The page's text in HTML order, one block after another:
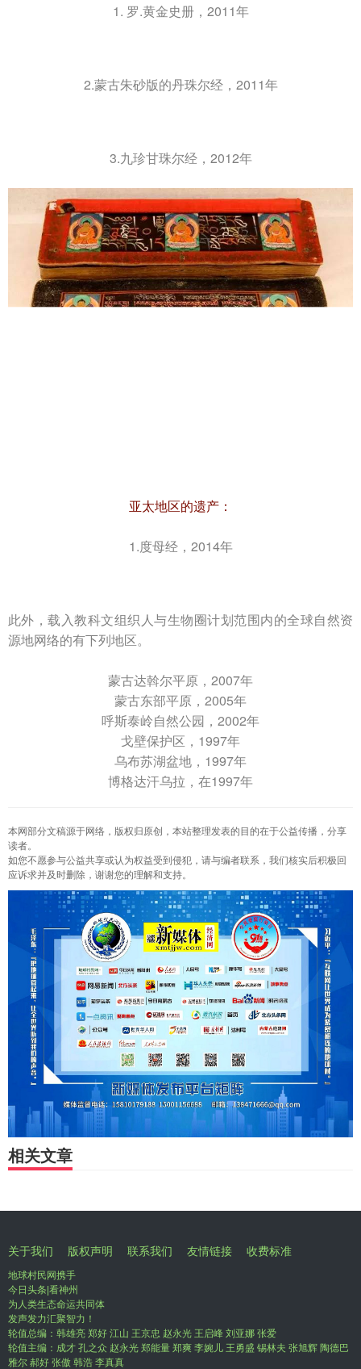
1. 罗.黄金史册，2011年
2.蒙古朱砂版的丹珠尔经，2011年
3.九珍甘珠尔经，2012年
亚太地区的遗产：
1.度母经，2014年
此外，载入教科文组织人与生物圈计划范围内的全球自然资
源地网络的有下列地区。
蒙古达斡尔平原， 2007年
蒙古东部平原，2005年
呼斯泰岭自然公园，2002年
戈壁保护区，1997年
乌布苏湖盆地，1997年
博格达汗乌拉，在1997年
本网部分文稿源于网络，版权归原创，本站整理发表的目的在于公益传播，分享
读者。
如您不愿参与公益共享或认为权益受到侵犯，请与编者联系，我们核实后积极回
应诉求并及时删除，谢谢您的理解和支持。
相关文章
关于我们 版权声明 联系我们 友情链接 收费标准
地球村民网携手
今日头条|看神州
为人类生态命运共同体
发声发力汇聚智力！
轮值总编：韩雄亮 郑好 江山 王京忠 赵永光 王启峰 刘亚娜 张爱
轮值主编：成才 孔之众 赵永光 郑能量 郑爽 李婉儿 王勇盛 锡林夫 张旭辉 陶德巴
雅尔 郝好 张傲 韩浩 李真真